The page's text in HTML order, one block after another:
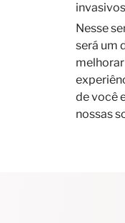
Nesse
será um
de você
nossas